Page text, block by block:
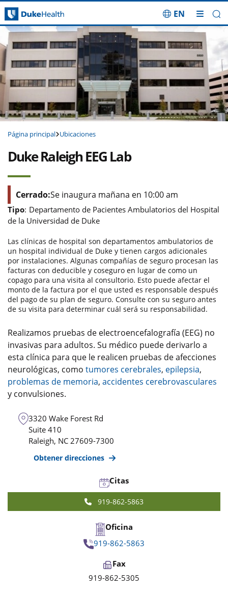
Saltar navegación
EN
Página principal Ubicaciones
Duke Raleigh EEG Lab
Cerrado:Se inaugura mañana en 10:00 am
Tipo: Departamento de Pacientes Ambulatorios del Hospital
de la Universidad de Duke
Las clínicas de hospital son departamentos ambulatorios de
un hospital individual de Duke y tienen cargos adicionales
por instalaciones. Algunas compañías de seguro procesan las
facturas con deducible y coseguro en lugar de como un
copago para una visita al consultorio. Esto puede afectar el
monto de la factura por el que usted es responsable después
del pago de su plan de seguro. Consulte con su seguro antes
de su visita para determinar cuál será su responsabilidad.
Realizamos pruebas de electroencefalografía (EEG) no
invasivas para adultos. Su médico puede derivarlo a
esta clínica para que le realicen pruebas de afecciones
neurológicas, como tumores cerebrales, epilepsia,
problemas de memoria, accidentes cerebrovasculares
y convulsiones.
3320 Wake Forest Rd
Suite 410
Raleigh, NC 27609-7300
Obtener direcciones
Citas
919-862-5863
Oficina
919-862-5863
Fax
919-862-5305